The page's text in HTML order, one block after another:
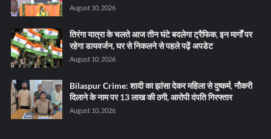
August 10, 2026
तिरंगा यात्रा के चलते आज तीन घंटे बदलेगा ट्रैफिक, इन मार्गों पर
रहेगा डायवर्जन, घर से निकलने से पहले पढ़ें अपडेट
August 10, 2026
Bilaspur Crime: शादी का झांसा देकर महिला से दुष्कर्म, नौकरी
दिलाने के नाम पर 13 लाख की ठगी, आरोपी दंपति गिरफ्तार
August 10, 2026